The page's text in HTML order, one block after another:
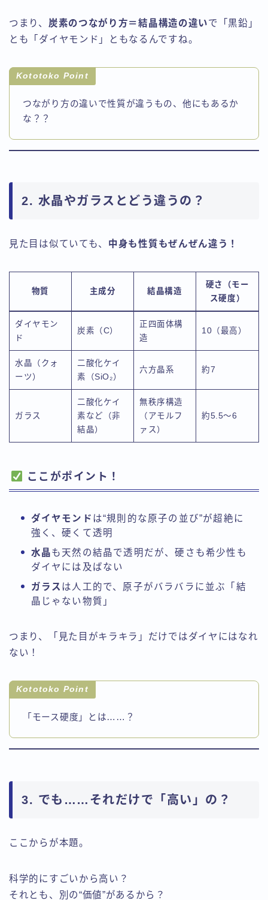
つまり、 炭素のつながり方＝結晶構造の違いで「黒鉛」
とも「ダイヤモンド」ともなるんですね。
Kototoko Point
つながり方の違いで性質が違うもの、他にもあるか
な？？
2. 水晶やガラスとどう違うの？
見た目は似ていても、 中身も性質もぜんぜん違う！
物質 主成分 結晶構造
硬さ（モー
ス硬度）
ダイヤモン
ド
炭素（C）
正四面体構
造
10（最高）
水晶（クォ
ーツ）
二酸化ケイ
素（SiO₂）
六方晶系 約7
ガラス
二酸化ケイ
素など（非
結晶）
無秩序構造
（アモルフ
ァス）
約5.5〜6
ここがポイント！
ダイヤモンド は“規則的な原子の並び”が超絶に
強く、硬くて透明
水晶も天然の結晶で透明だが、硬さも希少性も
ダイヤには及ばない
ガラス は人工的で、原子がバラバラに並ぶ「結
晶じゃない物質」
つまり、「見た目がキラキラ」だけではダイヤにはなれ
ない！
Kototoko Point
「モース硬度」とは……？
3. でも……それだけで「高い」の？
ここからが本題。
科学的にすごいから高い？
それとも、別の“価値”があるから？